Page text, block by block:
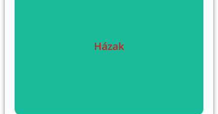
Házak
égitest kifejti hatását, a jegybeli energiájával.